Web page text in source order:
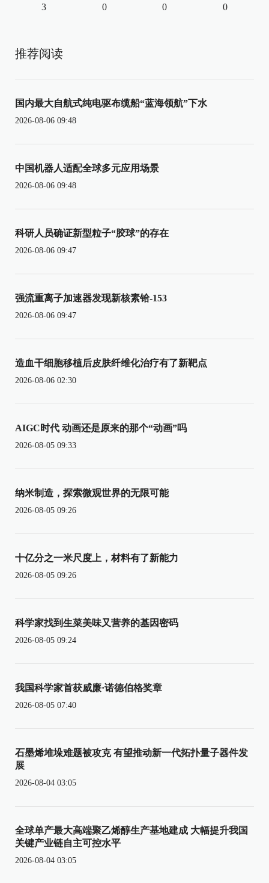
3 0 0 0
推荐阅读
国内最大自航式纯电驱布缆船“蓝海领航”下水
2026-08-06 09:48
中国机器人适配全球多元应用场景
2026-08-06 09:48
科研人员确证新型粒子“胶球”的存在
2026-08-06 09:47
强流重离子加速器发现新核素铪-153
2026-08-06 09:47
造血干细胞移植后皮肤纤维化治疗有了新靶点
2026-08-06 02:30
AIGC时代 动画还是原来的那个“动画”吗
2026-08-05 09:33
纳米制造，探索微观世界的无限可能
2026-08-05 09:26
十亿分之一米尺度上，材料有了新能力
2026-08-05 09:26
科学家找到生菜美味又营养的基因密码
2026-08-05 09:24
我国科学家首获威廉·诺德伯格奖章
2026-08-05 07:40
石墨烯堆垛难题被攻克 有望推动新一代拓扑量子器件发
展
2026-08-04 03:05
全球单产最大高端聚乙烯醇生产基地建成 大幅提升我国
关键产业链自主可控水平
2026-08-04 03:05